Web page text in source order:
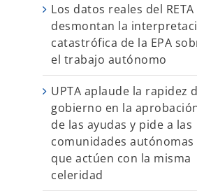
Los datos reales del RETA
desmontan la
catastrófica de la EPA
el trabajo autónomo
UPTA aplaude la rapidez
gobierno en la
de las ayudas y pide a las
comunidades autónomas
que actúen con la misma
celeridad